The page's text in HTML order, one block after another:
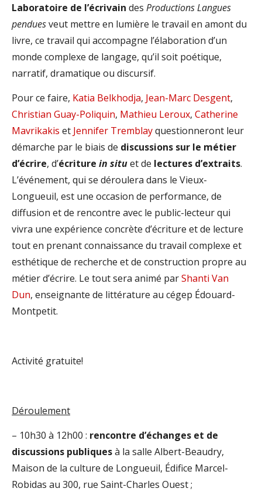
Laboratoire de l’écrivain des Productions Langues
penduesveut mettre en lumière le travail en amont du
livre, ce travail qui accompagne l’élaboration d’un
monde complexe de langage, qu’il soit poétique,
narratif, dramatique ou discursif.
Pour ce faire, Katia Belkhodja, Jean-Marc Desgent,
Christian Guay-Poliquin, Mathieu Leroux, Catherine
Mavrikakis et Jennifer Tremblayquestionneront leur
démarche par le biais de discussions sur le métier
d’écrire, d’écriture in situet de lectures d’extraits.
L’événement, qui se déroulera dans le Vieux-
Longueuil, est une occasion de performance, de
diffusion et de rencontre avec le public-lecteur qui
vivra une expérience concrète d’écriture et de lecture
tout en prenant connaissance du travail complexe et
esthétique de recherche et de construction propre au
métier d’écrire. Le tout sera animé parShanti Van
Dun, enseignante de littérature au cégep Édouard-
Montpetit.
Activité gratuite!
Déroulement
– 10h30 à 12h00 : rencontre d’échanges et de
discussions publiquesà la salle Albert-Beaudry,
Maison de la culture de Longueuil, Édifice Marcel-
Robidas au 300, rue Saint-Charles Ouest ;